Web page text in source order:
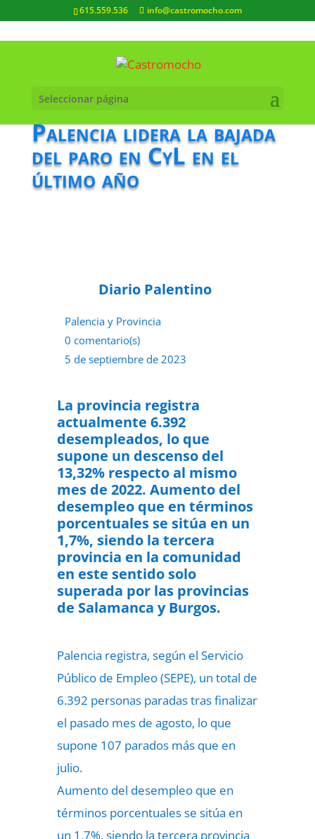
615.559.536 info@castromocho.com
Seleccionar página
Palencia lidera la bajada
del paro en CyL en el
último año
Diario Palentino
Palencia y Provincia
0 comentario(s)
5 de septiembre de 2023
La provincia registra
actualmente 6.392
desempleados, lo que
supone un descenso del
13,32% respecto al mismo
mes de 2022. Aumento del
desempleo que en términos
porcentuales se sitúa en un
1,7%, siendo la tercera
provincia en la comunidad
en este sentido solo
superada por las provincias
de Salamanca y Burgos.
Palencia registra, según el Servicio
Público de Empleo (SEPE), un total de
6.392 personas paradas tras finalizar
el pasado mes de agosto, lo que
supone 107 parados más que en
julio.
Aumento del desempleo que en
términos porcentuales se sitúa en
un 1,7%, siendo la tercera provincia